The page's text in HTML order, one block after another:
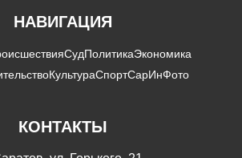
НАВИГАЦИЯ
СудПолитикаЭкономика
КультураСпортСарИнФото
КОНТАКТЫ